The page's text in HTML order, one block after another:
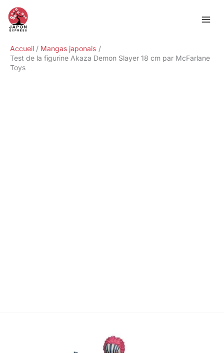
contenu
Accueil
Mangas japonais
Test de la figurine Akaza Demon Slayer 18 cm par McFarlane
Toys
Rechercher